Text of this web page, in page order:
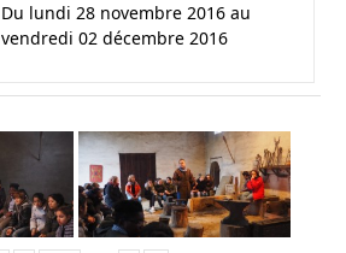
Du lundi 28 novembre 2016 au
vendredi 02 décembre 2016